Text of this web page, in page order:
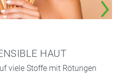
HAUT
viele Stoffe mit Rötungen